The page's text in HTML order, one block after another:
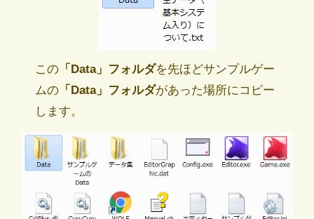
この 「Data」フォルダを先ほどサンプルゲー
ムの 「Data」フォルダがあった場所にコピー
します。